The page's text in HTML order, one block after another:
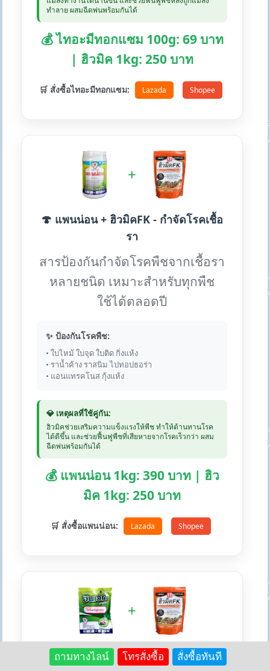
ทำลาย ผสมฉีดพ่นพร้อมกันได้
💰 ไทอะมีทอกแซม 100g: 69 บาท
| ฮิวมิค 1kg: 250 บาท
🛒 สั่งซื้อไทอะมีทอกแซม: Lazada Shopee
+
🍄 แพนน่อน + ฮิวมิคFK - กำจัดโรคเชื้อ
รา
สารป้องกันกำจัดโรคพืชจากเชื้อรา
หลายชนิด เหมาะสำหรับทุกพืช
ใช้ได้ตลอดปี
✨ ป้องกันโรคพืช:
• ใบไหม้ ใบจุด ใบติด กิ่งแห้ง
• ราน้ำค้าง ราสนิม ไปทอปธอร่า
• แอนแทรคโนส กุ้งแห้ง
💎 เหตุผลที่ใช้คู่กัน:
ฮิวมิคช่วยเสริมความแข็งแรงให้พืช ทำให้ต้านทานโรค
ได้ดีขึ้น และช่วยฟื้นฟูพืชที่เสียหายจากโรคเร็วกว่า ผสม
ฉีดพ่นพร้อมกันได้
💰 แพนน่อน 1kg: 390 บาท | ฮิว
มิค 1kg: 250 บาท
🛒 สั่งซื้อแพนน่อน: Lazada Shopee
+
⚡ อินเวท + ฮิวมิคFK - เคมีกำจัดเพลี้ย
ถามทางไลน์ โทรสั่งซื้อ สั่งซื้อทันที